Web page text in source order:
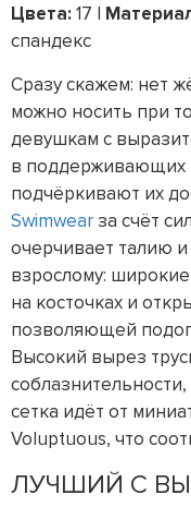
Цвета:17 |
спандекс
Сразу скажем: нет
можно носить при
девушкам с
в поддерживающих
подчёркивают их
Swimwearза счёт
очерчивает талию
взрослому:
на косточках и
позволяющей
Высокий вырез
сетка идёт от
Voluptuous, что
ЛУЧШИЙ С